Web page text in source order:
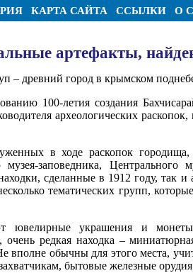
КАРТА САЙТА ССЫЛКИ О
артефакты,
– древний город в крымском
100-летия создания
археологических раскопок,
в ходе раскопок
музея-заповедника,
сделанные в 1912 году, так
тематических групп,
ювелирные украшения и
редкая находка –
вполне обычны для этого места,
бытовые железные